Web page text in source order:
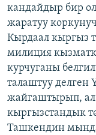
кандайдыр бир
жаратуу
Кырдаал кыргыз
милиция
курчуганы
талаштуу делген
жайгаштырып, ал
кыргызстандык
Ташкендин